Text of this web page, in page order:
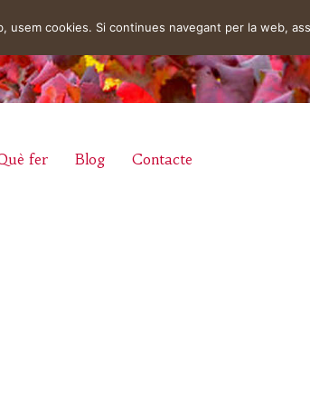
fer Blog Contacte
cookies. Si continues navegant per la web,